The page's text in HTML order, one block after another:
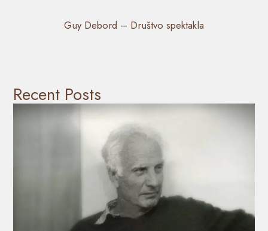
Guy Debord – Društvo spektakla
Recent Posts